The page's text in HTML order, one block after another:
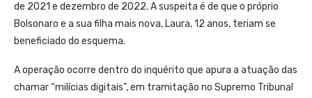
de 2021 e dezembro de 2022. A suspeita é de que o próprio
Bolsonaro e a sua filha mais nova, Laura, 12 anos, teriam se
beneficiado do esquema.
A operação ocorre dentro do inquérito que apura a atuação das
chamar “milícias digitais”, em tramitação no Supremo Tribunal